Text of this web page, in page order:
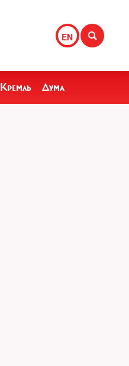
EN
Кремль Дума